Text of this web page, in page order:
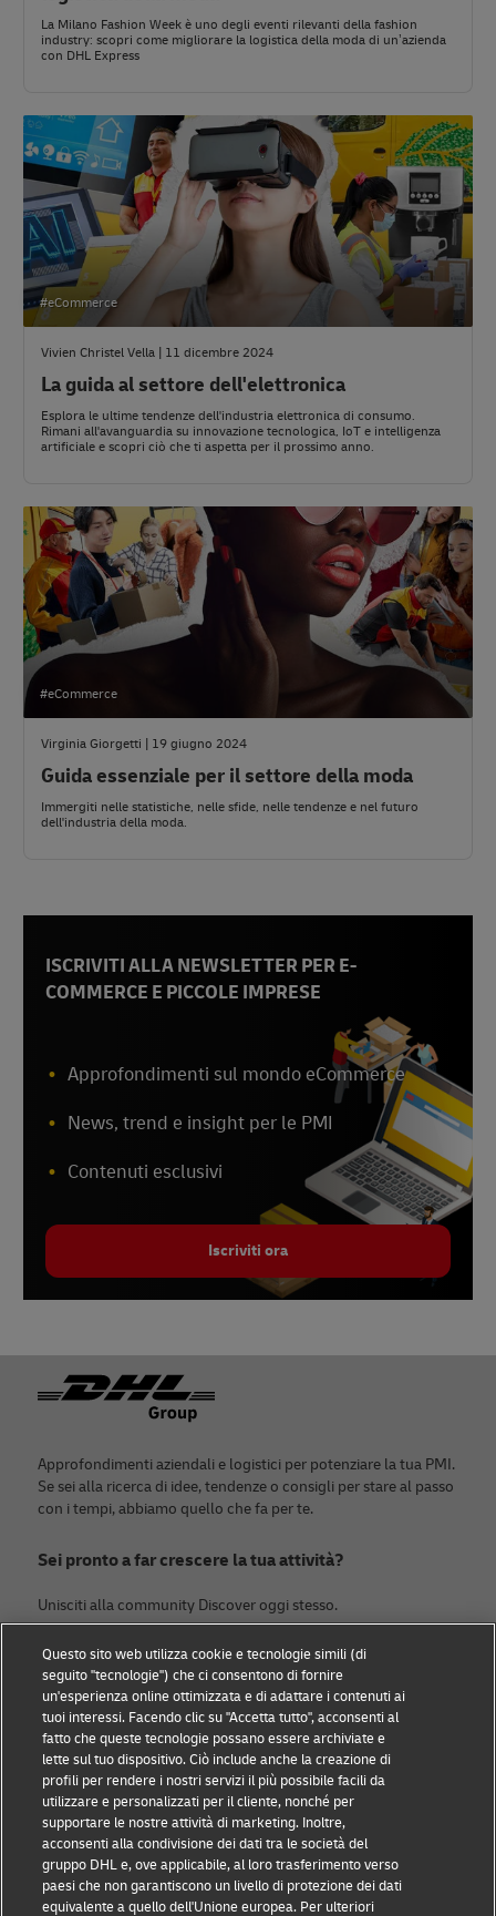
La Milano Fashion Week è uno degli eventi rilevanti della fashion
industry: scopri come migliorare la logistica della moda di un’azienda
con DHL Express
#eCommerce
Vivien Christel Vella | 11 dicembre 2024
La guida al settore dell'elettronica
Esplora le ultime tendenze dell'industria elettronica di consumo.
Rimani all'avanguardia su innovazione tecnologica, IoT e intelligenza
artificiale e scopri ciò che ti aspetta per il prossimo anno.
#eCommerce
Virginia Giorgetti | 19 giugno 2024
Guida essenziale per il settore della moda
Immergiti nelle statistiche, nelle sfide, nelle tendenze e nel futuro
dell'industria della moda.
ISCRIVITI ALLA NEWSLETTER PER E-
COMMERCE E PICCOLE IMPRESE
Approfondimenti sul mondo eCommerce
News, trend e insight per le PMI
Contenuti esclusivi
Iscriviti ora
Piè di pagina
Approfondimenti aziendali e logistici per potenziare la tua PMI.
Se sei alla ricerca di idee, tendenze o consigli per stare al passo
con i tempi, abbiamo quello che fa per te.
Sei pronto a far crescere la tua attività?
Unisciti alla community Discover oggi stesso.
Categorie
News & ESG
Piccole imprese
E-commerce
B2B
Logistica
DHL
Contattaci
Sostenibilità
Nota legale
Termini d'uso
Avviso sulla privacy
Questo sito web utilizza cookie e tecnologie simili (di
seguito "tecnologie") che ci consentono di fornire
un'esperienza online ottimizzata e di adattare i contenuti ai
tuoi interessi. Facendo clic su "Accetta tutto", acconsenti al
fatto che queste tecnologie possano essere archiviate e
lette sul tuo dispositivo. Ciò include anche la creazione di
profili per rendere i nostri servizi il più possibile facili da
utilizzare e personalizzati per il cliente, nonché per
supportare le nostre attività di marketing. Inoltre,
acconsenti alla condivisione dei dati tra le società del
gruppo DHL e, ove applicabile, al loro trasferimento verso
paesi che non garantiscono un livello di protezione dei dati
equivalente a quello dell'Unione europea. Per ulteriori